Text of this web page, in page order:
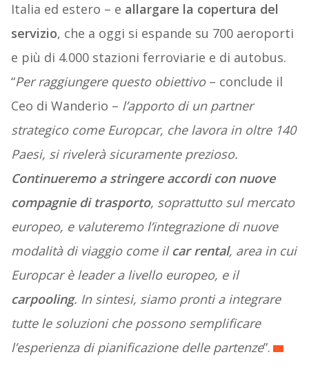
Italia ed estero – e allargare la copertura del
servizio, che a oggi si espande su 700 aeroporti
e più di 4.000 stazioni ferroviarie e di autobus.
“Per raggiungere questo obiettivo – conclude il
Ceo di Wanderio – l’apporto di un partner
strategico come Europcar, che lavora in oltre 140
Paesi, si rivelerà sicuramente prezioso.
Continueremo a stringere accordi con nuove
compagnie di trasporto, soprattutto sul mercato
europeo, e valuteremo l’integrazione di nuove
modalità di viaggio come il car rental, area in cui
Europcar è leader a livello europeo, e il
carpooling. In sintesi, siamo pronti a integrare
tutte le soluzioni che possono semplificare
l’esperienza di pianificazione delle partenze”.